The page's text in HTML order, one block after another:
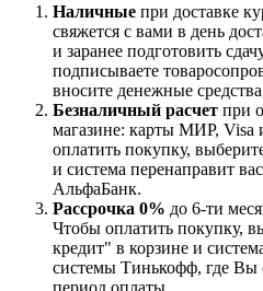
Наличные при доставке
свяжется с вами в день
и заранее подготовить
подписываете
вносите денежные
Безналичный расчет при
магазине: карты МИР, Visa
оплатить покупку,
и система перенаправит
АльфаБанк.
Рассрочка 0% до 6-ти
Чтобы оплатить покупку,
кредит" в корзине и
системы Тинькофф, где Вы
период оплаты.